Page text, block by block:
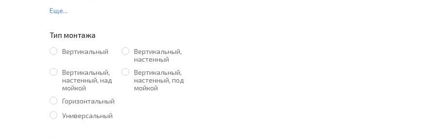
Еще...
Тип монтажа
Вертикальный
Вертикальный,
настенный
Вертикальный,
настенный, над
мойкой
Вертикальный,
настенный, под
мойкой
Горизонтальный
Универсальный